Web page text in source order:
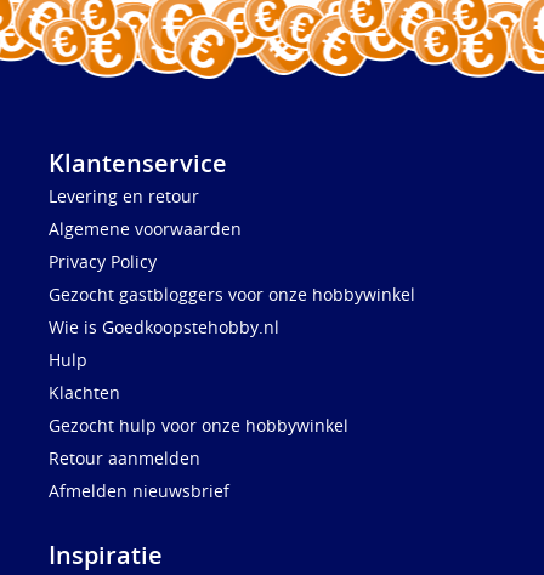
Klantenservice
Levering en retour
Algemene voorwaarden
Privacy Policy
Gezocht gastbloggers voor onze hobbywinkel
Wie is Goedkoopstehobby.nl
Hulp
Klachten
Gezocht hulp voor onze hobbywinkel
Retour aanmelden
Afmelden nieuwsbrief
Inspiratie